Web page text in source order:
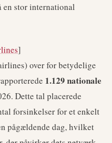
en stor international
]
over for betydelige
1.129 nationale
Dette tal placerede
forsinkelser for et enkelt
pågældende dag, hvilket